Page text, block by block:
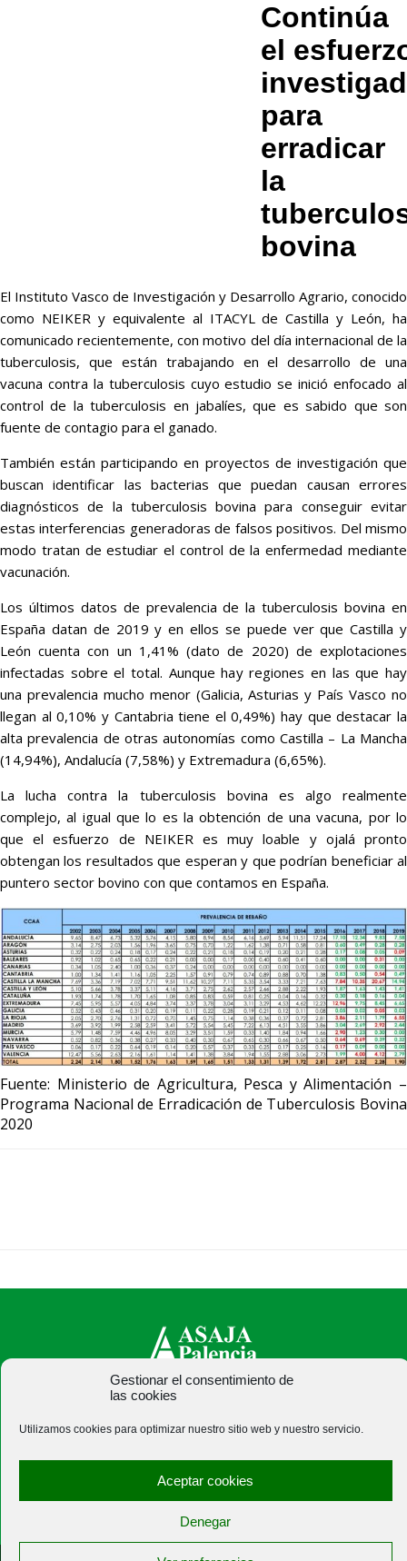
Gestionar el consentimiento de
las cookies
Utilizamos cookies para optimizar nuestro sitio web y nuestro servicio.
Aceptar cookies
Denegar
Continúa
el
para
erradicar
la
bovina
El Instituto Vasco de Investigación y Desarrollo Agrario, conocido
como NEIKER y equivalente al ITACYL de Castilla y León, ha
comunicado recientemente, con motivo del día internacional de la
tuberculosis, que están trabajando en el desarrollo de una
vacuna contra la tuberculosis cuyo estudio se inició enfocado al
control de la tuberculosis en jabalíes, que es sabido que son
fuente de contagio para el ganado.
También están participando en proyectos de investigación que
buscan identificar las bacterias que puedan causan errores
diagnósticos de la tuberculosis bovina para conseguir evitar
estas interferencias generadoras de falsos positivos. Del mismo
modo tratan de estudiar el control de la enfermedad mediante
vacunación.
Los últimos datos de prevalencia de la tuberculosis bovina en
España datan de 2019 y en ellos se puede ver que Castilla y
León cuenta con un 1,41% (dato de 2020) de explotaciones
infectadas sobre el total. Aunque hay regiones en las que hay
una prevalencia mucho menor (Galicia, Asturias y País Vasco no
llegan al 0,10% y Cantabria tiene el 0,49%) hay que destacar la
alta prevalencia de otras autonomías como Castilla – La Mancha
(14,94%), Andalucía (7,58%) y Extremadura (6,65%).
La lucha contra la tuberculosis bovina es algo realmente
complejo, al igual que lo es la obtención de una vacuna, por lo
que el esfuerzo de NEIKER es muy loable y ojalá pronto
obtengan los resultados que esperan y que podrían beneficiar al
puntero sector bovino con que contamos en España.
Fuente: Ministerio de Agricultura, Pesca y Alimentación –
Programa Nacional de Erradicación de Tuberculosis Bovina
2020
ASAJA Palencia - Jóvenes Agricultores
C/ Felipe Prieto, 8. Pza. Bigar Centro - 34001 Palencia -
asajapalencia@asajapalencia.com